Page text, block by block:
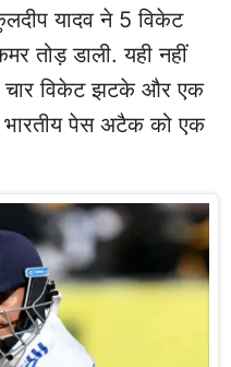
यादव ने 5 विकेट
तोड़ डाली. यही नहीं
चार विकेट झटके और एक
भारतीय पेस अटैक को एक